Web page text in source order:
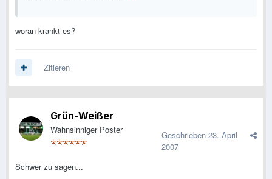
woran krankt es?
Zitieren
Grün-Weißer
Wahnsinniger Poster Geschrieben 23. April
2007
Schwer zu sagen...